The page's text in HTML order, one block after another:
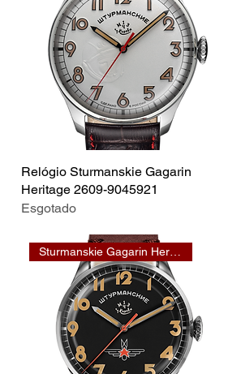
Relógio Sturmanskie Gagarin
Heritage 2609-9045921
Esgotado